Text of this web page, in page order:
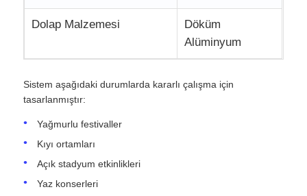
Dolap Malzemesi
Döküm
Alüminyum
Sistem aşağıdaki durumlarda kararlı çalışma için
tasarlanmıştır:
Yağmurlu festivaller
Kıyı ortamları
Açık stadyum etkinlikleri
Yaz konserleri